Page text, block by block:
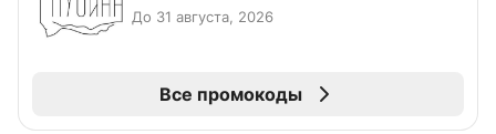
До 31 августа, 2026
Все промокоды